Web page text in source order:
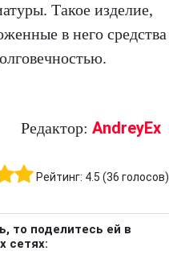
Такое изделие,
в него средства
Редактор: AndreyEx
Рейтинг: 4.5 (36 голосов)
то поделитесь ей в
сетях: